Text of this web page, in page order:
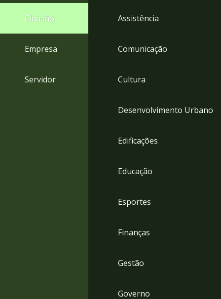
rodapé
Cidadão
Empresa
Servidor
Assistência
Comunicação
Cultura
Desenvolvimento Urbano
Edificações
Educação
Esportes
Finanças
Gestão
Governo